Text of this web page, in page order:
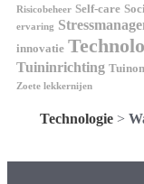
Risicobeheer Self-care
ervaring
innovatie
Tuininrichting
Zoete lekkernijen
Technologie>